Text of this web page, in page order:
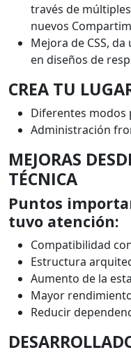
través de
nuevos
Mejora de CSS,
en diseños de
CREA TU
Diferentes modos
Administración
MEJORAS
TÉCNICA
Puntos
tuvo atención:
Compatibilidad
Estructura
Aumento de la
Mayor
Reducir